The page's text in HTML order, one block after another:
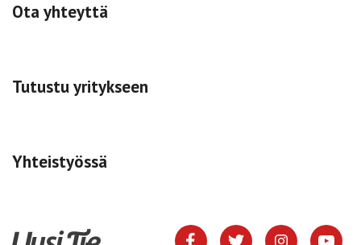
Ota yhteyttä
Tutustu yritykseen
Yhteistyössä